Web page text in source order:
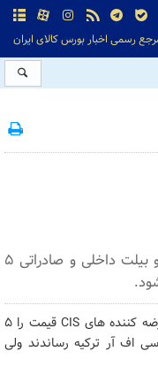
رسمی اخبار بورس کالای ایران
قیمت بیلت در بازار ترکیه صعودی است و بیلت داخلی و صادراتی 5
، عرضه کننده های CIS قیمت را ۵
تا ۴۲۵ دلار هر تن سی اف آر ترکیه رساندند ولی